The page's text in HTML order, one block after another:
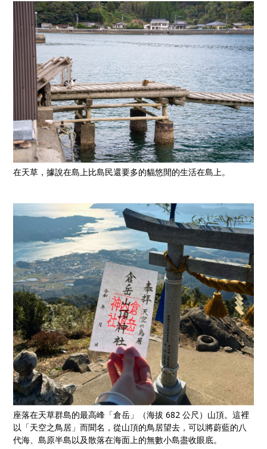
在天草，據說在島上比島民還要多的貓悠閒的生活在島上。
座落在天草群島的最高峰「倉岳」（海拔 682 公尺）山頂。這裡
以「天空之鳥居」而聞名，從山頂的鳥居望去，可以將蔚藍的八
代海、島原半島以及散落在海面上的無數小島盡收眼底。